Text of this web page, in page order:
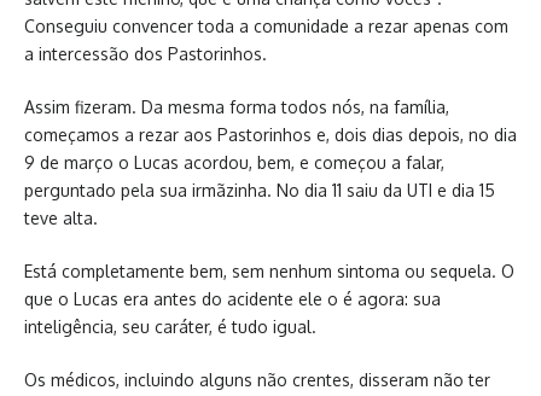
Conseguiu convencer toda a comunidade a rezar apenas com
a intercessão dos Pastorinhos.
Assim fizeram. Da mesma forma todos nós, na família,
começamos a rezar aos Pastorinhos e, dois dias depois, no dia
9 de março o Lucas acordou, bem, e começou a falar,
perguntado pela sua irmãzinha. No dia 11 saiu da UTI e dia 15
teve alta.
Está completamente bem, sem nenhum sintoma ou sequela. O
que o Lucas era antes do acidente ele o é agora: sua
inteligência, seu caráter, é tudo igual.
Os médicos, incluindo alguns não crentes, disseram não ter